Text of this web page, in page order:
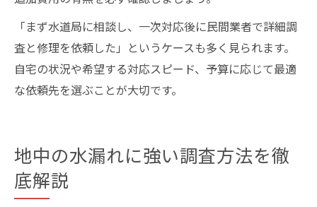
「まず水道局に相談し、一次対応後に民間業者で詳細調
査と修理を依頼した」というケースも多く見られます。
自宅の状況や希望する対応スピード、予算に応じて最適
な依頼先を選ぶことが大切です。
地中の水漏れに強い調査方法を徹
底解説